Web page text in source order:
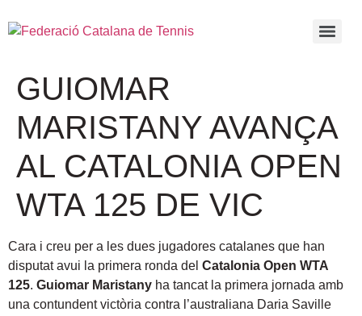
GUIOMAR
MARISTANY AVANÇA
AL CATALONIA OPEN
WTA 125 DE VIC
Cara i creu per a les dues jugadores catalanes que han
disputat avui la primera ronda del Catalonia Open WTA
125. Guiomar Maristany ha tancat la primera jornada amb
una contundent victòria contra l’australiana Daria Saville